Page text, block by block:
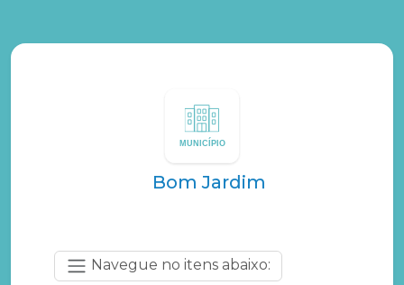
Bom Jardim
Navegue no itens abaixo: